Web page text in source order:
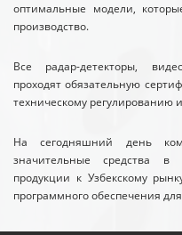
оптимальные модели,
производство.
Все радар-детекторы,
проходят обязательную
техническому регулированию
На сегодняшний день
значительные средства в
продукции к Узбекскому
программного обеспечения